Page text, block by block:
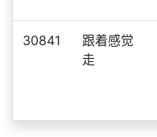
30841
跟着感觉
走